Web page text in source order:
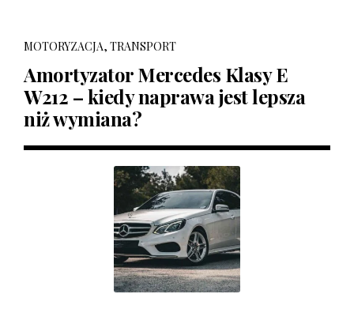
MOTORYZACJA, TRANSPORT
Amortyzator Mercedes Klasy E
W212 – kiedy naprawa jest lepsza
niż wymiana?